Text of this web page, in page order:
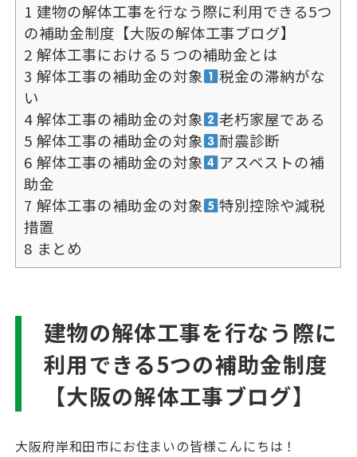
1 建物の解体工事を行なう際に利用できる5つ
の補助金制度【大阪の解体工事ブログ】
2 解体工事における５つの補助金とは
3 解体工事の補助金の対象
税金の滞納がな
い
4解体工事の補助金の対象
老朽家屋である
5 解体工事の補助金の対象
耐震診断
6 解体工事の補助金の対象
アスベストの補
助金
7 解体工事の補助金の対象
特別控除や減税
措置
8 まとめ
建物の解体工事を行なう際に
利用できる5つの補助金制度
【大阪の解体工事ブログ】
大阪府岸和田市にお住まいの皆様こんにちは！